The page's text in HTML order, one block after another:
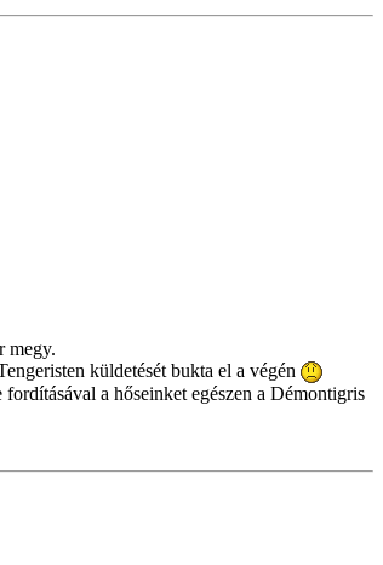
megy.
küldetését bukta el a végén
a hőseinket egészen a Démontigris